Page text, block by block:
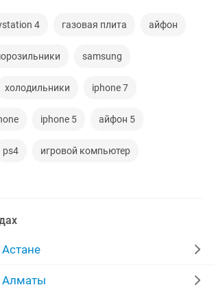
4 газовая плита айфон
samsung
холодильники iphone 7
iphone 5 айфон 5
ps4 игровой компьютер
айфон 7
Алматы